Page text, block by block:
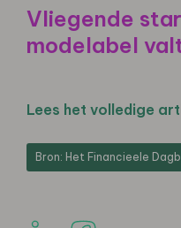
Vliegende
modelabel
Lees het volledige
Bron: Het Financieele